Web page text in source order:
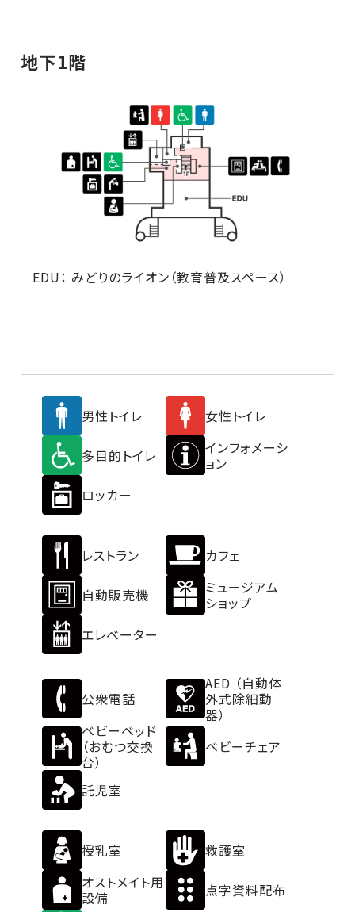
地下1階
EDU： みどりのライオン（教育普及スペース）
男性トイレ 女性トイレ
多目的トイレ
インフォメーシ
ョン
ロッカー
レストラン カフェ
自動販売機
ミュージアム
ショップ
エレベーター
公衆電話
AED （自動体
外式除細動
器）
ベビーベッド
（おむつ交換
台）
ベビーチェア
託児室
授乳室
救護室
オストメイト用
設備
点字資料配布